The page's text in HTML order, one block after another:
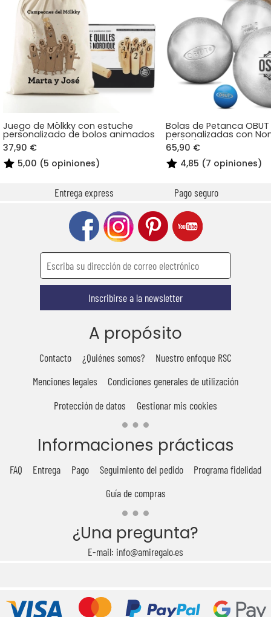
Juego de Mölkky con estuche
personalizado de bolos animados
37,90 €
5,00 (5 opiniones)
Bolas de Petanca OBUT
personalizadas con
Símbolos
65,90 €
4,85 (7 opiniones)
Entrega express Pago seguro
Inscribirse a la newsletter
A propósito
Contacto ¿Quiénes somos?
Nuestro enfoque RSC
Menciones legales
Condiciones generales de utilización
Protección de datos
Gestionar mis cookies
Informaciones prácticas
FAQ Entrega Pago Seguimiento del pedido
Programa fidelidad
Guía de compras
¿Una pregunta?
E-mail: info@amiregalo.es